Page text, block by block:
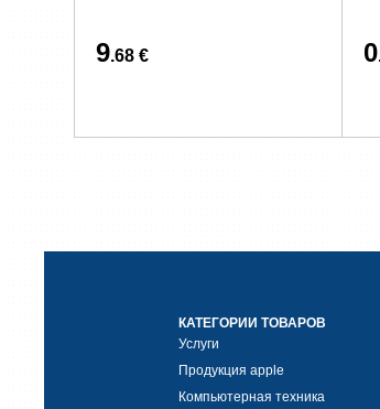
9.68 € 0
КАТЕГОРИИ ТОВАРОВ
Услуги
Продукция apple
Компьютерная техника